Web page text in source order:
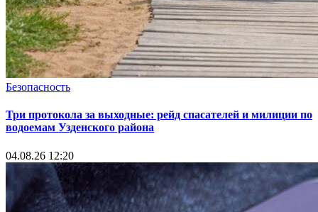
Безопасность
Три протокола за выходные: рейд спасателей и милиции по
водоемам Узденского района
04.08.26 12:20